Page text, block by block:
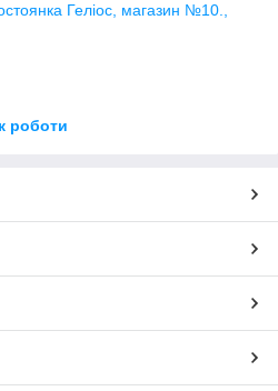
Геліос, магазин №10.,
роботи